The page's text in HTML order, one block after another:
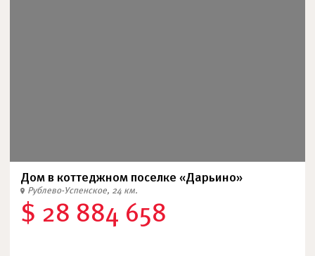
Дом в коттеджном поселке «Дарьино»
Рублево-Успенское, 24 км.
$ 28 884 658